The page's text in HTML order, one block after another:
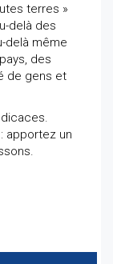
terres »
delà des
delà même
des
de gens et
apportez un